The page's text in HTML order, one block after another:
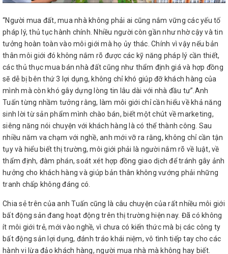
“Người mua đất, mua nhà không phải ai cũng nắm vững các yếu tố
pháp lý, thủ tục hành chính. Nhiều người còn gần như nhờ cậy và tin
tưởng hoàn toàn vào môi giới mà họ ủy thác. Chính vì vậy nếu bản
thân môi giới đó không nắm rõ được các kỹ năng pháp lý cần thiết,
các thủ thục mua bán nhà đất cũng như thẩm định giá và hợp đồng
sẽ dễ bị bên thứ 3 lợi dụng, không chỉ khó giúp đỡ khách hàng của
mình mà còn khó gây dựng lòng tin lâu dài với nhà đầu tư”.Anh
Tuấn từng nhầm tưởng rằng, làm môi giới chỉ cần hiểu về khả năng
sinh lời từ sản phẩm mình chào bán, biết một chút về marketing,
siêng năng nói chuyện với khách hàng là có thể thành công. Sau
nhiều năm va chạm với nghề, anh mới vỡ ra rằng, không chỉ cần tận
tụy và hiểu biết thị trường, môi giới phải là người nắm rõ về luật, về
thẩm định, đàm phán, soát xét hợp đồng giao dịch để tránh gây ảnh
hưởng cho khách hàng và giúp bản thân không vướng phải những
tranh chấp không đáng có.
Chia sẻ trên của anh Tuấn cũng là câu chuyện của rất nhiều môi giới
bất động sản đang hoạt động trên thị trường hiện nay. Đã có không
ít môi giới trẻ, mới vào nghề, vì chưa có kiến thức mà bị các công ty
bất động sản lợi dụng, đánh tráo khái niệm, vô tình tiếp tay cho các
hành vi lừa đảo khách hàng, người mua nhà mà không hay biết.